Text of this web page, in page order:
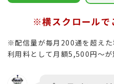
※横スクロールで
※配信量が毎月200通を超え
利用料として月額5,500円〜が